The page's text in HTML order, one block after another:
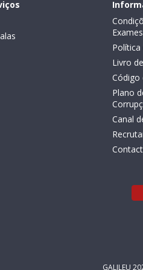
Exames
Política
Livro
Código
Plano
Canal
GALILEU